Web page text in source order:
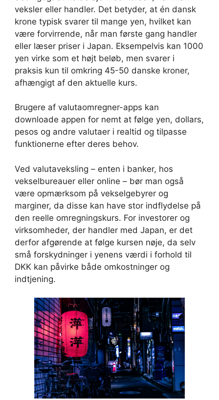
veksler eller handler. Det betyder, at én dansk
krone typisk svarer til mange yen, hvilket kan
være forvirrende, når man første gang handler
eller læser priser i Japan. Eksempelvis kan 1000
yen virke som et højt beløb, men svarer i
praksis kun til omkring 45-50 danske kroner,
afhængigt af den aktuelle kurs.
Brugere af valutaomregner-apps kan
downloade appen for nemt at følge yen, dollars,
pesos og andre valutaer i realtid og tilpasse
funktionerne efter deres behov.
Ved valutaveksling – enten i banker, hos
vekselbureauer eller online – bør man også
være opmærksom på vekselgebyrer og
marginer, da disse kan have stor indflydelse på
den reelle omregningskurs. For investorer og
virksomheder, der handler med Japan, er det
derfor afgørende at følge kursen nøje, da selv
små forskydninger i yenens værdi i forhold til
DKK kan påvirke både omkostninger og
indtjening.